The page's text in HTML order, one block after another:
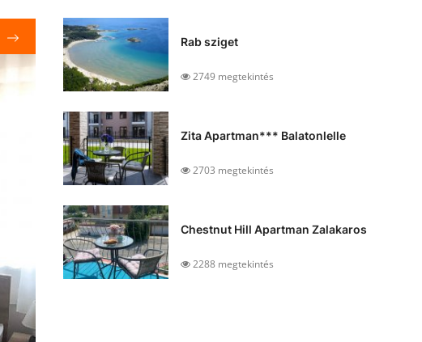
Rab sziget
2749 megtekintés
Zita Apartman*** Balatonlelle
2703 megtekintés
Chestnut Hill Apartman Zalakaros
2288 megtekintés